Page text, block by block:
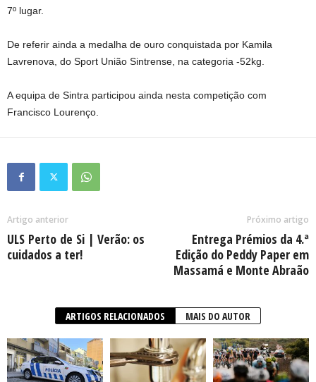
7º lugar.
De referir ainda a medalha de ouro conquistada por Kamila
Lavrenova, do Sport União Sintrense, na categoria -52kg.
A equipa de Sintra participou ainda nesta competição com
Francisco Lourenço.
Artigo anterior
ULS Perto de Si | Verão: os
cuidados a ter!
Próximo artigo
Entrega Prémios da 4.ª
Edição do Peddy Paper em
Massamá e Monte Abraão
ARTIGOS RELACIONADOS MAIS DO AUTOR